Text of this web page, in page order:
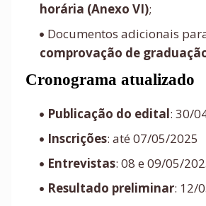
horária (Anexo VI);
Documentos adicionais
comprovação de
Cronograma atualizado
Publicação do edital: 30/
Inscrições: até 07/05/2025
Entrevistas: 08 e 09/05/
Resultado preliminar: 12/